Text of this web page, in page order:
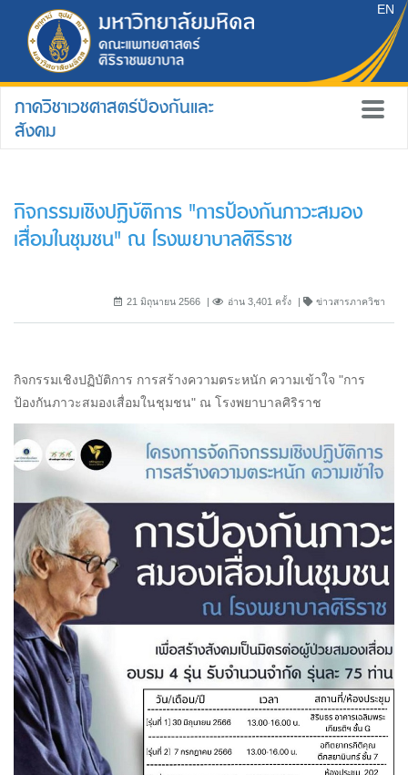
EN
ภาควิชาเวชศาสตร์ป้องกันและ
สังคม
กิจกรรมเชิงปฏิบัติการ "การป้องกันภาวะสมอง
เสื่อมในชุมชน" ณ โรงพยาบาลศิริราช
21 มิถุนายน 2566 อ่าน 3,401 ครั้ง ข่าวสารภาควิชา
กิจกรรมเชิงปฏิบัติการ การสร้างความตระหนัก ความเข้าใจ "การ
ป้องกันภาวะสมองเสื่อมในชุมชน" ณ โรงพยาบาลศิริราช